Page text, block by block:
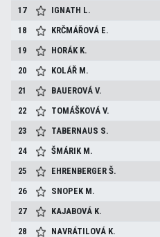
17
IGNATH L.
18
KRČMÁŘOVÁ E.
19
HORÁK K.
20
KOLÁŘ M.
21
BAUEROVÁV.
22
TOMÁŠKOVÁV.
23
TABERNAUS S.
24
ŠMÁRIK M.
25
EHRENBERGERŠ.
26
SNOPEK M.
27
KAJABOVÁ K.
28
NAVRÁTILOVÁ K.